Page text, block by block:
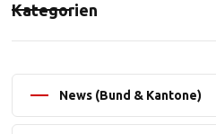
Kategorien
News (Bund & Kantone)